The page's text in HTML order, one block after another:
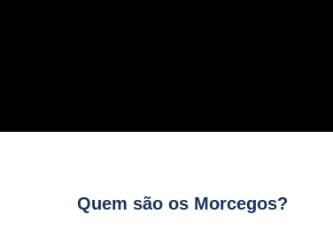
Quem são os Morcegos?